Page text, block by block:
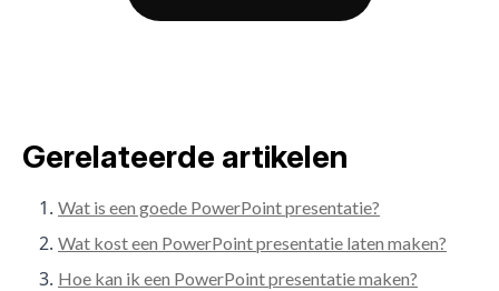
Gerelateerde artikelen
Wat is een goede PowerPoint presentatie?
Wat kost een PowerPoint presentatie laten maken?
Hoe kan ik een PowerPoint presentatie maken?